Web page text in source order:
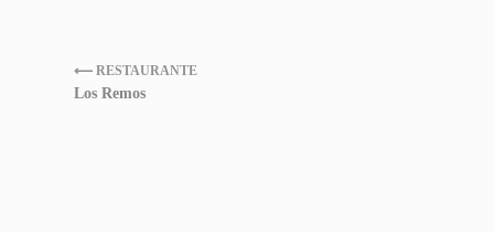
⟵ RESTAURANTE
Los Remos